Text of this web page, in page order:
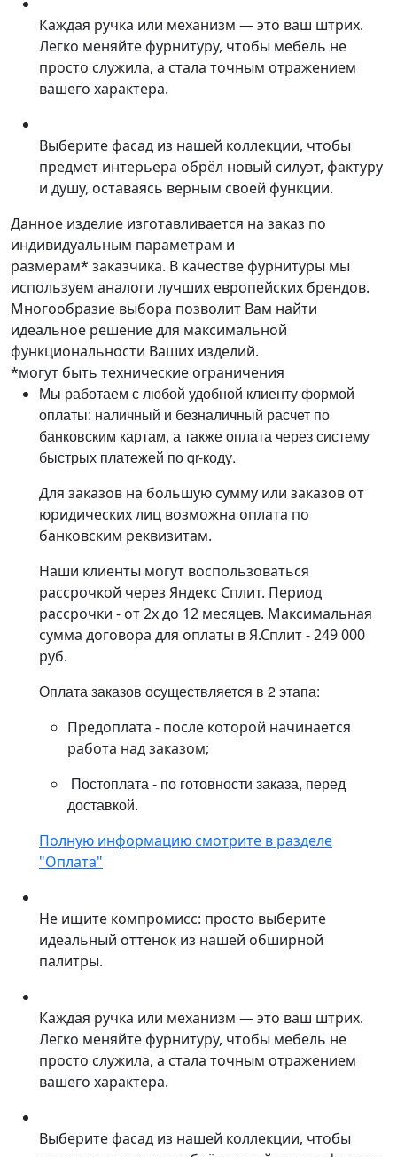
Каждая ручка или механизм — это ваш штрих.
Легко меняйте фурнитуру, чтобы мебель не
просто служила, а стала точным отражением
вашего характера.
Выберите фасад из нашей коллекции, чтобы
предмет интерьера обрёл новый силуэт, фактуру
и душу, оставаясь верным своей функции.
Данное изделие изготавливается на заказ по
индивидуальным параметрам и
размерам* заказчика. В качестве фурнитуры мы
используем аналоги лучших европейских брендов.
Многообразие выбора позволит Вам найти
идеальное решение для максимальной
функциональности Ваших изделий.
*могут быть технические ограничения
Мы работаем с любой удобной клиенту формой
оплаты: наличный и безналичный расчет по
банковским картам, а также оплата через систему
быстрых платежей по qr-коду.
Для заказов на большую сумму или заказов от
юридических лиц возможна оплата по
банковским реквизитам.
Наши клиенты могут воспользоваться
рассрочкой через Яндекс Сплит. Период
рассрочки - от 2х до 12 месяцев. Максимальная
сумма договора для оплаты в Я.Сплит - 249 000
руб.
Оплата заказов осуществляется в 2 этапа:
Предоплата - после которой начинается
работа над заказом;
Постоплата - по готовности заказа, перед
доставкой.
Полную информацию смотрите в разделе
"Оплата"
Не ищите компромисс: просто выберите
идеальный оттенок из нашей обширной
палитры.
Каждая ручка или механизм — это ваш штрих.
Легко меняйте фурнитуру, чтобы мебель не
просто служила, а стала точным отражением
вашего характера.
Выберите фасад из нашей коллекции, чтобы